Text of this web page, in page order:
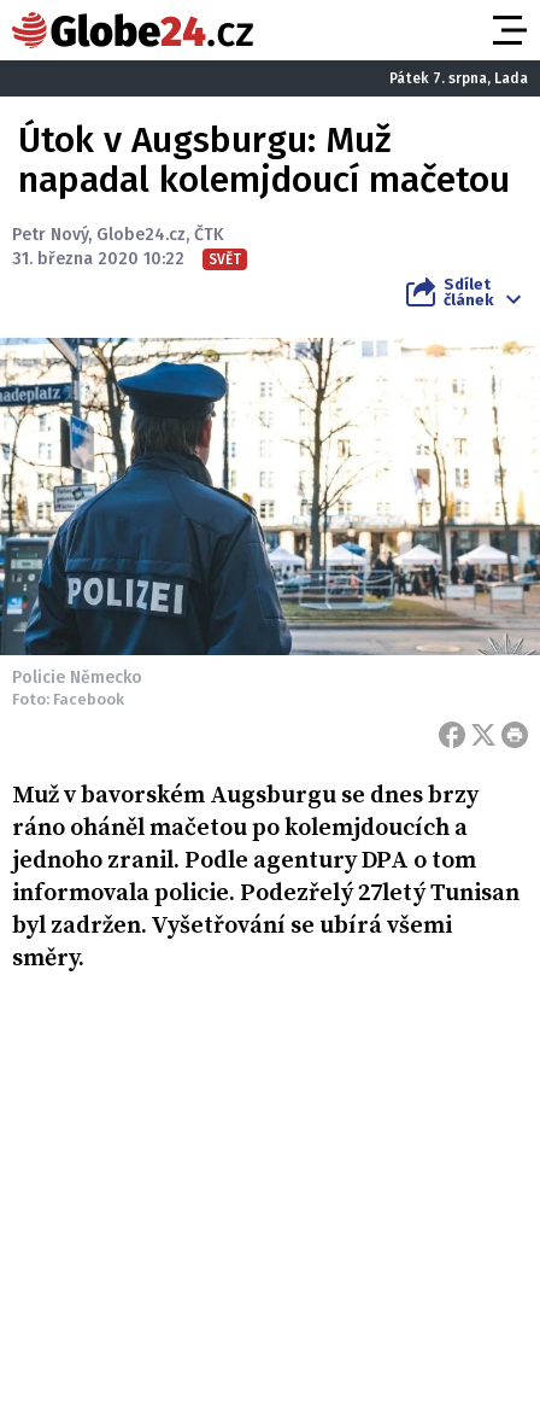
Pátek 7. srpna, Lada
Útok v Augsburgu: Muž
napadal kolemjdoucí mačetou
Petr Nový, Globe24.cz, ČTK
31. března 2020 10:22
SVĚT
Sdílet
článek
Policie Německo
Foto: Facebook
Muž v bavorském Augsburgu se dnes brzy
ráno oháněl mačetou po kolemjdoucích a
jednoho zranil. Podle agentury DPA o tom
informovala policie. Podezřelý 27letý Tunisan
byl zadržen. Vyšetřování se ubírá všemi
směry.